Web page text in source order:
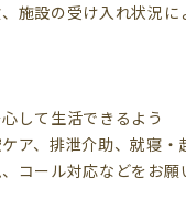
施設の受け入れ状況に
して生活できるよう
ア、排泄介助、就寝・
コール対応などをお願